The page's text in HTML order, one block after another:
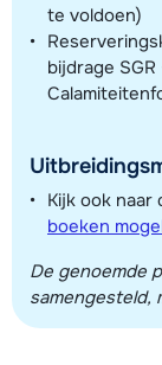
te voldoen)
bijdrage SGR
Kijk ook naar
boeken
De genoemde
samengesteld,